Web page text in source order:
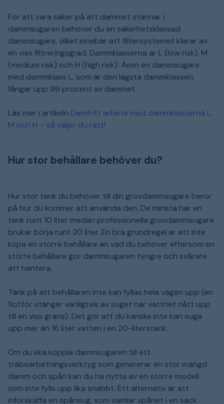
För att vara säker på att dammet stannar i
dammsugaren behöver du en säkerhetsklassad
dammsugare, vilket innebär att filtersystemet klarar av
en viss filtreringsgrad. Dammklasserna är L (low risk), M
(medium risk) och H (high risk). Även en dammsugare
med dammklass L, som är den lägsta dammklassen,
fångar upp 99 procent av dammet.
Läs mer i artikeln Damfritt arbete med dammklasserna L,
M och H – så väljer du rätt!
Hur stor behållare behöver du?
Hur stor tank du behöver till din grovdammsugare beror
på hur du kommer att använda den. De minsta har en
tank runt 10 liter medan professionella grovdammsugare
brukar börja runt 20 liter. En bra grundregel är att inte
köpa en större behållare än vad du behöver eftersom en
större behållare gör dammsugaren tyngre och svårare
att hantera.
Tänk på att behållaren inte kan fyllas hela vägen upp (en
flottör stänger vanligtvis av suget när vattnet nått upp
till en viss gräns). Det gör att du kanske inte kan suga
upp mer än 16 liter vatten i en 20-literstank.
Om du ska koppla dammsugaren till ett
träbearbetningsverktyg som genererar en stor mängd
damm och spån kan du ha nytta av en större modell
som inte fylls upp lika snabbt. Ett alternativ är att
införskaffa en spånsug, som samlar spånet i en säck.